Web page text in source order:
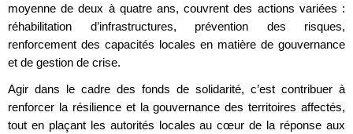
moyenne de deux à quatre ans, couvrent des actions variées :
réhabilitation d’infrastructures, prévention des risques,
renforcement des capacités locales en matière de gouvernance
et de gestion de crise.
Agir dans le cadre des fonds de solidarité, c’est contribuer à
renforcer la résilience et la gouvernance des territoires affectés,
tout en plaçant les autorités locales au cœur de la réponse aux